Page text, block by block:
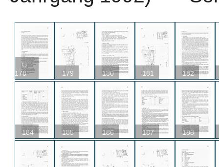
U
178
179 180 181 182
184 185 186 187 188